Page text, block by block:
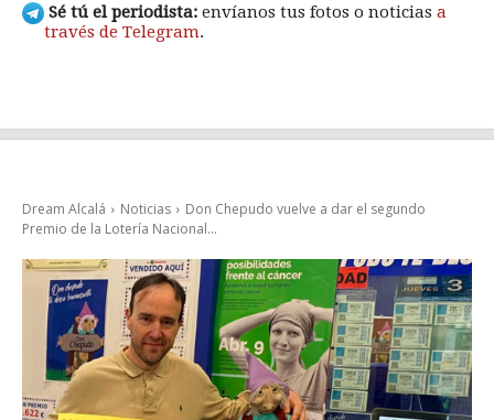
Sé tú el periodista: envíanos tus fotos o noticias a
través de Telegram.